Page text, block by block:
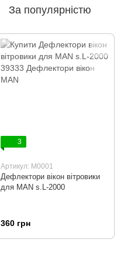
За популярністю
3
Артикул: M0001
Дефлектори вікон вітровики
для MAN s.L-2000
360 грн